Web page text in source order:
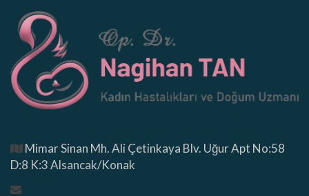
Mimar Sinan Mh. Ali Çetinkaya Blv. Uğur Apt No:58
D:8 K:3 Alsancak/Konak